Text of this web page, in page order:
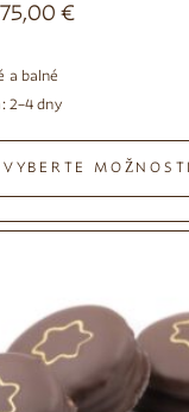
75,00€
a balné
2–4 dny
VYBERTE MOŽNOSTI